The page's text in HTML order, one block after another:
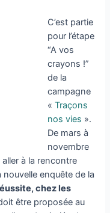
C’est partie
pour l’étape
“A vos
crayons !”
de la
campagne
«Traçons
nos vies ».
De mars à
novembre
à la rencontre
nouvelle enquête de la
chez les
être proposée au